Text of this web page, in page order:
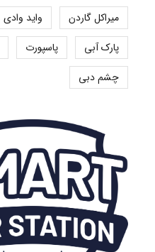
میراکل گاردن
واید وادی
پارک آبی
پاسپورت
چشم دبی